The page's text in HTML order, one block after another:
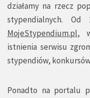
działamy na rzecz
stypendialnych.
MojeStypendium.pl,
istnienia serwisu
stypendiów,
Ponadto na portalu